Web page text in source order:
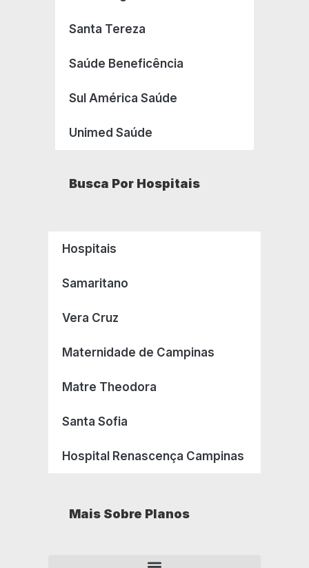
Santa Tereza
Saúde Beneficência
Sul América Saúde
Unimed Saúde
Busca Por Hospitais
Hospitais
Samaritano
Vera Cruz
Maternidade de Campinas
Matre Theodora
Santa Sofia
Hospital Renascença Campinas
Mais Sobre Planos